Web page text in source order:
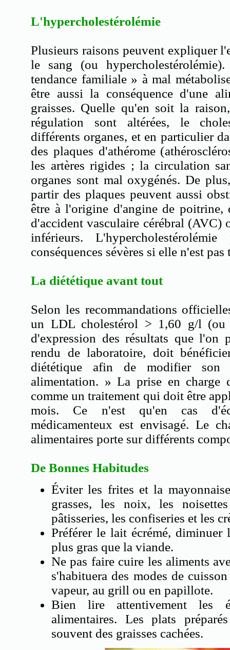
L'hypercholestérolémie
Plusieurs raisons peuvent expliquer
le sang (ou
tendance familiale » à mal
être aussi la conséquence d'une
graisses. Quelle qu'en soit la
régulation sont altérées, le
différents organes, et en particulier
des plaques d'athérome
les artères rigides ; la circulation
organes sont mal oxygénés. De
partir des plaques peuvent aussi
être à l'origine d'angine de poitrine,
d'accident vasculaire cérébral (AVC)
inférieurs.
conséquences sévères si elle n'est
La diététique avant tout
Selon les recommandations
un LDL cholestérol > 1,60 g/l (ou
d'expression des résultats que l'on
rendu de laboratoire, doit
diététique afin de modifier
alimentation. » La prise en charge
comme un traitement qui doit être
mois. Ce n'est qu'en cas
médicamenteux est envisagé. Le
alimentaires porte sur différents
De Bonnes Habitudes
Éviter les frites et la
grasses, les noix, les
pâtisseries, les confiseries et les
Préférer le lait écrémé,
plus gras que la viande.
Ne pas faire cuire les aliments
s'habituera des modes de
vapeur, au grill ou en papillote.
Bien lire attentivement les
alimentaires. Les plats
souvent des graisses cachées.